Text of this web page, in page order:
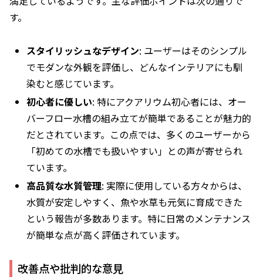
す。
スタイリッシュなデザイン: ユーザーはそのシンプル
でモダンな外観を評価し、どんなインテリアにも馴
染むと感じています。
初心者に優しい: 特にアクアリウム初心者には、オー
バーフロー水槽の組み立てが簡単であることが魅力的
だとされています。この点では、多くのユーザーから
「初めての水槽でも扱いやすい」との声が寄せられ
ています。
高品質な水質管理: 実際に使用している方々からは、
水質が安定しやすく、魚や水草も元気に育成できた
という報告が多数あります。特に日常のメンテナンス
が簡単な点が高く評価されています。
改善点や批判的な意見